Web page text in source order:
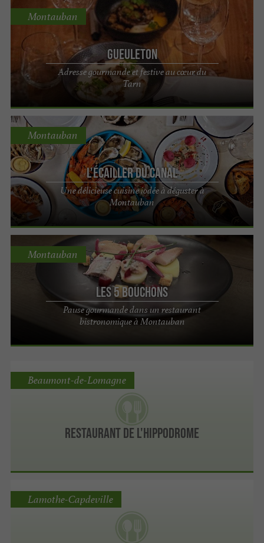
Gueuleton
Adresse gourmande et festive au cœur du
Tarn
Montauban
L'Écailler du Canal
Une délicieuse cuisine iodée à déguster à
Montauban
Montauban
Les 5 bouchons
Pause gourmande dans un restaurant
bistronomique à Montauban
Montauban
Restaurant de l'hippodrome
Beaumont-de-Lomagne
Lamothe-Capdeville